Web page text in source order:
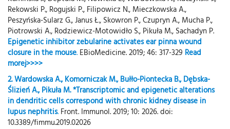
Rekowski P., Rogujski P., Filipowicz N., Mieczkowska A.,
Peszyńska-Sularz G., Janus Ł., Skowron P., Czupryn A., Mucha P.,
Piotrowski A., Rodziewicz-Motowidło S., Pikuła M., Sachadyn P.
Epigenetic inhibitor zebularine activates ear pinna wound
closure in the mouse. EBioMedicine. 2019; 46: 317-329 Read
morej>>>>
2. Wardowska A., Komorniczak M., Bułło-Piontecka B., Dębska-
Ślizień A., Pikuła M.*Transcriptomic and epigenetic alterations
in dendritic cells correspond with chronic kidney disease in
lupus nephritis. Front. Immunol. 2019; 10: 2026. doi:
10.3389/fimmu.2019.02026